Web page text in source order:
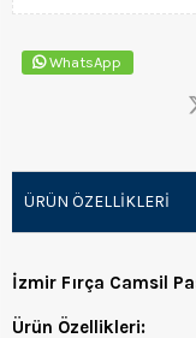
WhatsApp
ÜRÜN ÖZELLIKLERI
İzmir Fırça Camsil
Ürün Özellikleri: